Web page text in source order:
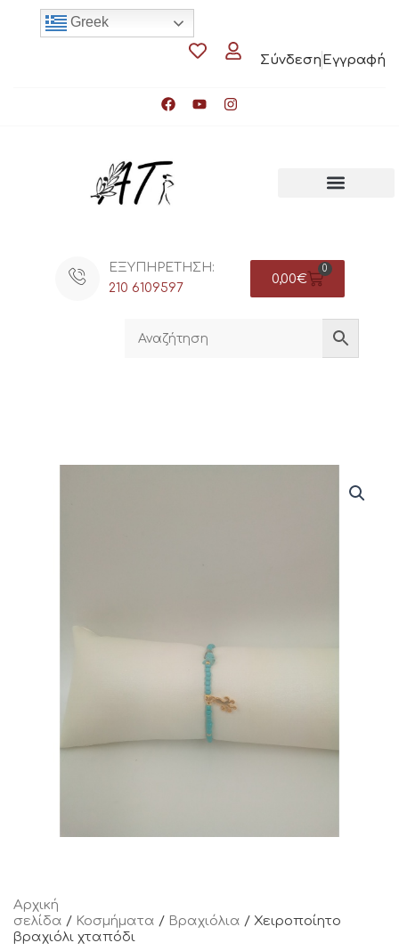
Σύνδεση Εγγραφή
Greek
ΕΞΥΠΗΡΕΤΗΣΗ:
210 6109597
0,00€
0
Αρχική
σελίδα / Κοσμήματα / Βραχιόλια / Χειροποίητο
βραχιόλι χταπόδι